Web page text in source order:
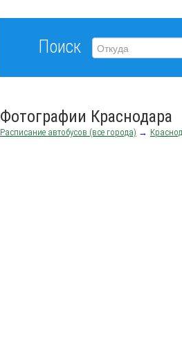
Поиск
Фотографии Краснодара
Расписание автобусов (все города) →